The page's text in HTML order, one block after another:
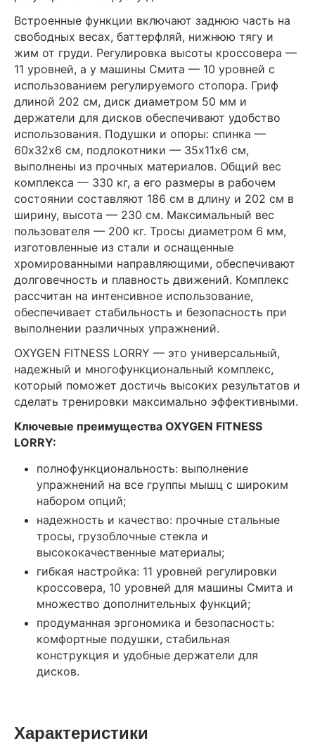
Встроенные функции включают заднюю часть на
свободных весах, баттерфляй, нижнюю тягу и
жим от груди. Регулировка высоты кроссовера —
11 уровней, а у машины Смита — 10 уровней с
использованием регулируемого стопора. Гриф
длиной 202 см, диск диаметром 50 мм и
держатели для дисков обеспечивают удобство
использования. Подушки и опоры: спинка —
60х32х6 см, подлокотники — 35х11х6 см,
выполнены из прочных материалов. Общий вес
комплекса — 330 кг, а его размеры в рабочем
состоянии составляют 186 см в длину и 202 см в
ширину, высота — 230 см. Максимальный вес
пользователя — 200 кг. Тросы диаметром 6 мм,
изготовленные из стали и оснащенные
хромированными направляющими, обеспечивают
долговечность и плавность движений. Комплекс
рассчитан на интенсивное использование,
обеспечивает стабильность и безопасность при
выполнении различных упражнений.
OXYGEN FITNESS LORRY — это универсальный,
надежный и многофункциональный комплекс,
который поможет достичь высоких результатов и
сделать тренировки максимально эффективными.
Ключевые преимущества OXYGEN FITNESS
LORRY:
полнофункциональность: выполнение
упражнений на все группы мышц с широким
набором опций;
надежность и качество: прочные стальные
тросы, грузоблочные стекла и
высококачественные материалы;
гибкая настройка: 11 уровней регулировки
кроссовера, 10 уровней для машины Смита и
множество дополнительных функций;
продуманная эргономика и безопасность:
комфортные подушки, стабильная
конструкция и удобные держатели для
дисков.
Характеристики